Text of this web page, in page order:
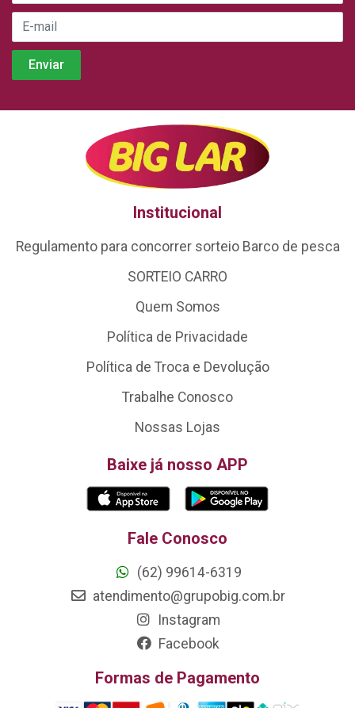
Institucional
Regulamento para concorrer sorteio Barco de pesca
SORTEIO CARRO
Quem Somos
Política de Privacidade
Política de Troca e Devolução
Trabalhe Conosco
Nossas Lojas
Baixe já nosso APP
Fale Conosco
(62) 99614-6319
atendimento@grupobig.com.br
Instagram
Facebook
Formas de Pagamento